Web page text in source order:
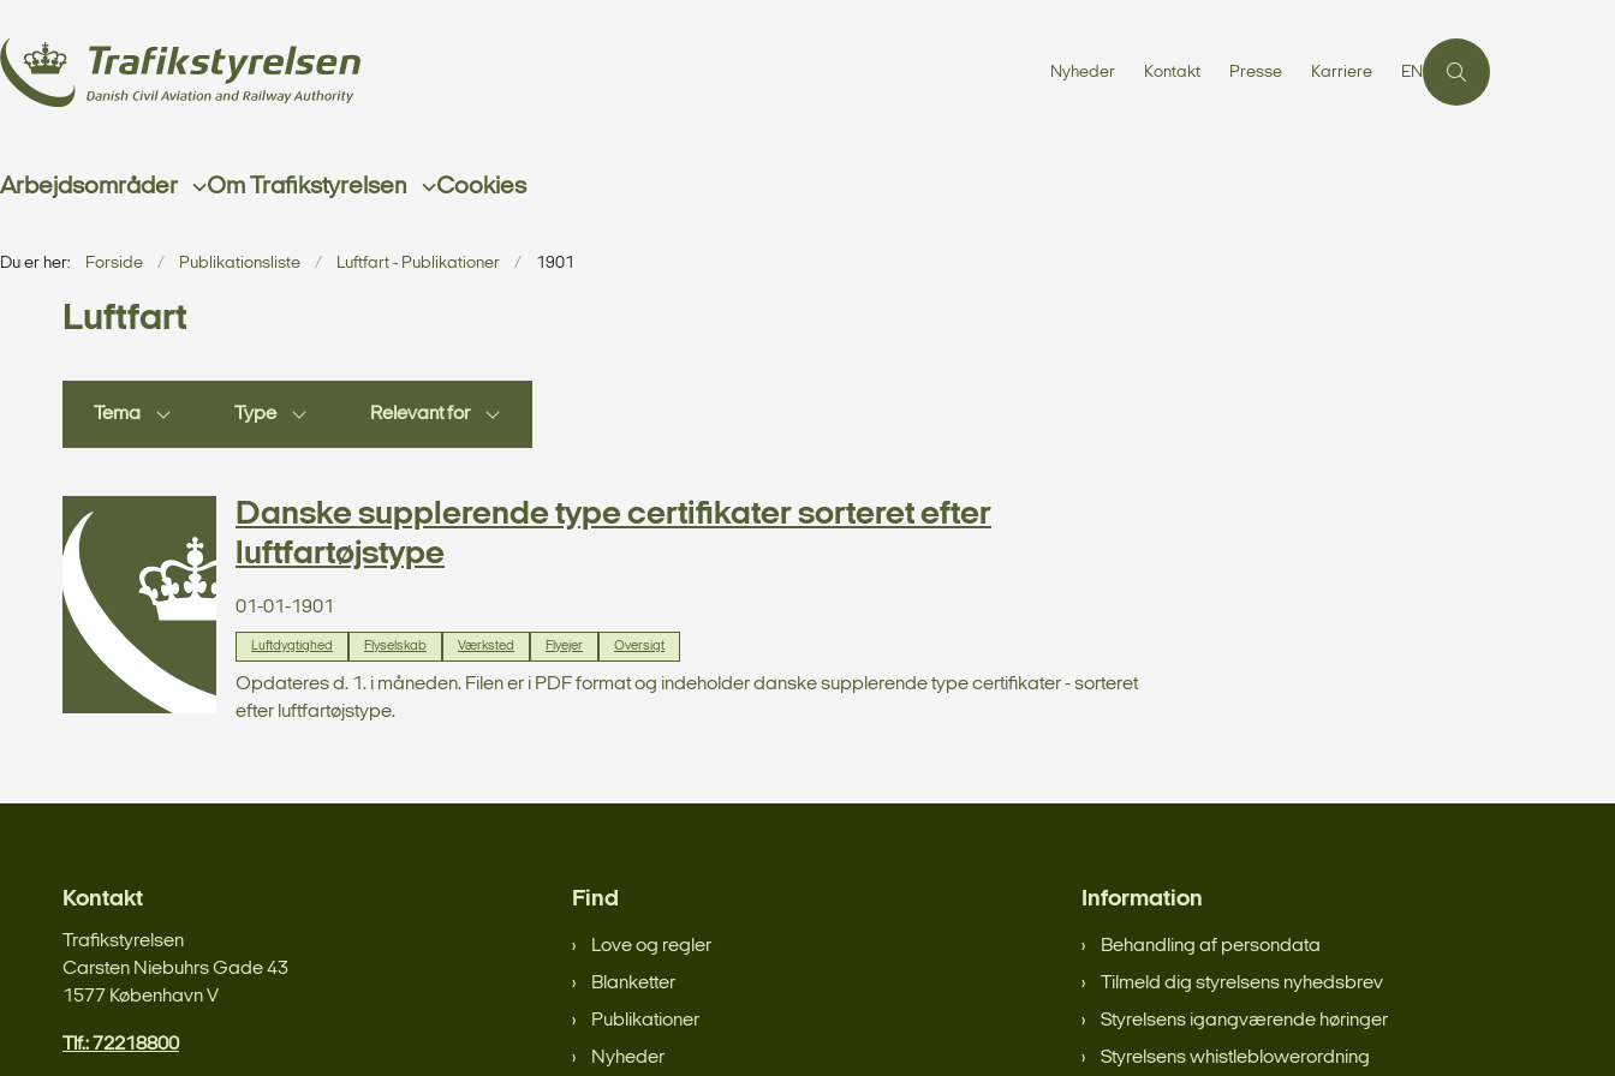
Nyheder Kontakt Presse Karriere EN
Arbejdsområder Om Trafikstyrelsen Cookies
Du er her: Forside Publikationsliste Luftfart - Publikationer 1901
Luftfart
Tema Type Relevant for
Danske supplerende type certifikater sorteret efter
luftfartøjstype
01-01-1901
Luftdygtighed Flyselskab Værksted Flyejer Oversigt
Opdateres d. 1. i måneden. Filen er i PDF format og indeholder danske supplerende type certifikater - sorteret
efter luftfartøjstype.
Kontakt
Trafikstyrelsen
Carsten Niebuhrs Gade 43
1577 København V
Tlf.: 72218800
Find
Love og regler
Blanketter
Publikationer
Nyheder
Information
Behandling af persondata
Tilmeld dig styrelsens nyhedsbrev
Styrelsens igangværende høringer
Styrelsens whistleblowerordning